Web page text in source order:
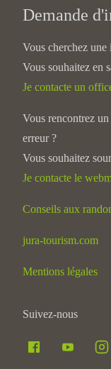
Demande
Vous cherchez
Vous souhaitez en
Je contacte un
Vous rencontrez
erreur ?
Vous souhaitez
Je contacte le
Conseils aux
jura-tourism.com
Mentions légales
Suivez-nous